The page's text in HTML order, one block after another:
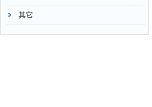
其它